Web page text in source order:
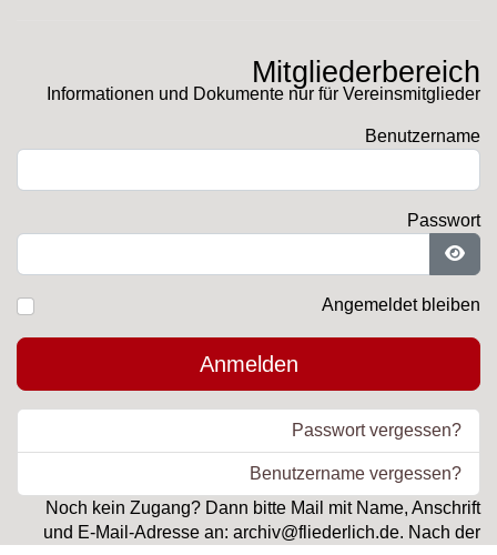
Mitgliederbereich
Informationen und Dokumente nur für Vereinsmitglieder
Benutzername
Passwort
Angemeldet bleiben
Anmelden
Passwort vergessen?
Benutzername vergessen?
Noch kein Zugang? Dann bitte Mail mit Name, Anschrift
und E-Mail-Adresse an: archiv@fliederlich.de. Nach der